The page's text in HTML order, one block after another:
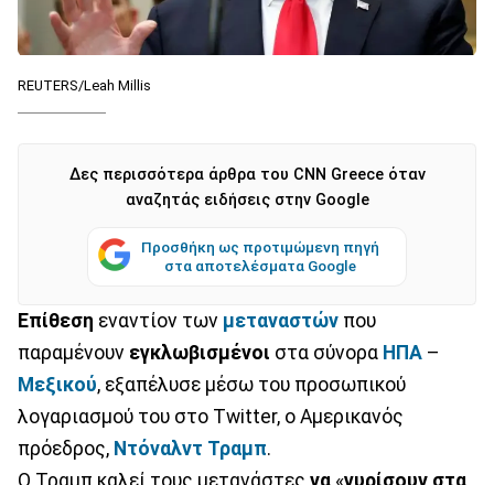
REUTERS/Leah Millis
Δες περισσότερα άρθρα του CNN Greece όταν
αναζητάς ειδήσεις στην Google
Προσθήκη ως προτιμώμενη πηγή
στα αποτελέσματα Google
Επίθεση εναντίον των μεταναστών που
παραμένουν εγκλωβισμένοι στα σύνορα ΗΠΑ –
Μεξικού, εξαπέλυσε μέσω του προσωπικού
λογαριασμού του στο Twitter, o Αμερικανός
πρόεδρος, Ντόναλντ Τραμπ.
Ο Τραμπ καλεί τους μετανάστες να «γυρίσουν στα